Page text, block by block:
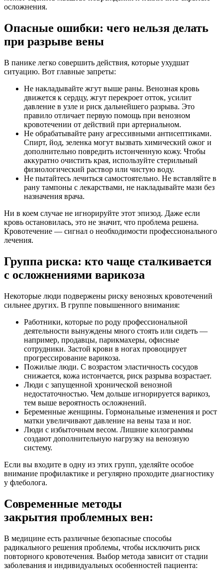
осложнения.
Опасные ошибки: чего нельзя делать
при разрыве вены
В панике легко совершить действия, которые ухудшат
ситуацию. Вот главные запреты:
Не накладывайте жгут выше раны. Венозная кровь
движется к сердцу, жгут перекроет отток, усилит
давление в узле и риск дальнейшего разрыва. Это
правило отличает первую помощь при венозном
кровотечении от действий при артериальном.
Не обрабатывайте рану агрессивными антисептиками.
Спирт, йод, зеленка могут вызвать химический ожог и
дополнительно повредить истонченную кожу. Чтобы
аккуратно очистить края, используйте стерильный
физиологический раствор или чистую воду.
Не пытайтесь лечиться самостоятельно. Не вставляйте в
рану тампоны с лекарствами, не накладывайте мази без
назначения врача.
Ни в коем случае не игнорируйте этот эпизод. Даже если
кровь остановилась, это не значит, что проблема решена.
Кровотечение — сигнал о необходимости профессионального
лечения.
Группа риска: кто чаще сталкивается
с осложнениями варикоза
Некоторые люди подвержены риску венозных кровотечений
сильнее других. В группе повышенного внимания:
Работники, которые по роду профессиональной
деятельности вынуждены много стоять или сидеть —
например, продавцы, парикмахеры, офисные
сотрудники. Застой крови в ногах провоцирует
прогрессирование варикоза.
Пожилые люди. С возрастом эластичность сосудов
снижается, кожа истончается, риск разрыва возрастает.
Люди с запущенной хронической венозной
недостаточностью. Чем дольше игнорируется варикоз,
тем выше вероятность осложнений.
Беременные женщины. Гормональные изменения и рост
матки увеличивают давление на вены таза и ног.
Люди с избыточным весом. Лишние килограммы
создают дополнительную нагрузку на венозную
систему.
Если вы входите в одну из этих групп, уделяйте особое
внимание профилактике и регулярно проходите диагностику
у флеболога.
Современные методы
закрытия проблемных вен:
В медицине есть различные безопасные способы
радикального решения проблемы, чтобы исключить риск
повторного кровотечения. Выбор метода зависит от стадии
заболевания и индивидуальных особенностей пациента: